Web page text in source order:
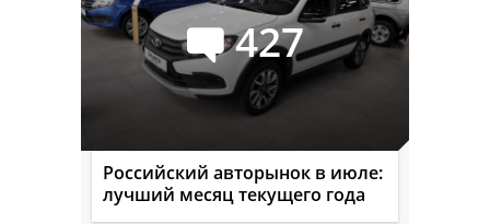
427
Российский авторынок в июле:
лучший месяц текущего года